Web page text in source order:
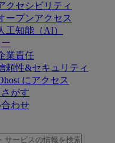
クセシビリティ
ープンアクセス
工知能（AI）
業責任
頼性&セキュリティ
にアクセス
がす
わせ